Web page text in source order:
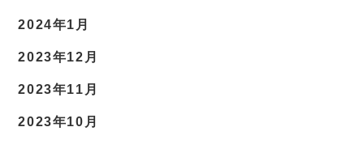
2024年1月
2023年12月
2023年11月
2023年10月